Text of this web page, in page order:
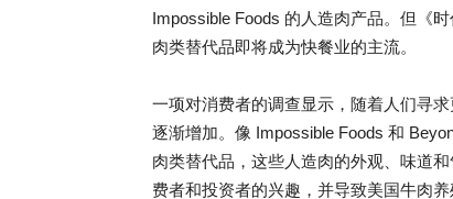
Impossible Foods 的人造肉产品。但《
肉类替代品即将成为快餐业的主流。
一项对消费者的调查显示，随着人们寻
逐渐增加。像 Impossible Foods 和
肉类替代品，这些人造肉的外观、味道
费者和投资者的兴趣，并导致美国牛肉养